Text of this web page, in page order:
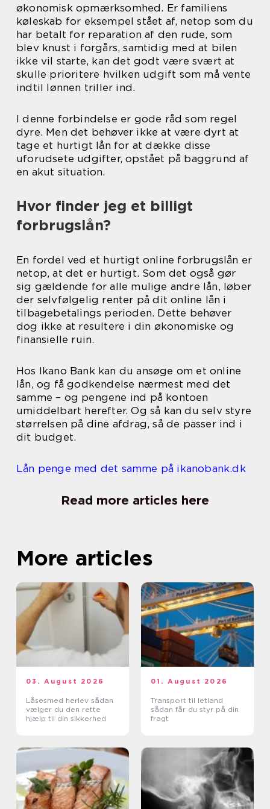
økonomisk opmærksomhed. Er familiens
køleskab for eksempel stået af, netop som du
har betalt for reparation af den rude, som
blev knust i forgårs, samtidig med at bilen
ikke vil starte, kan det godt være svært at
skulle prioritere hvilken udgift som må vente
indtil lønnen triller ind.
I denne forbindelse er gode råd som regel
dyre. Men det behøver ikke at være dyrt at
tage et hurtigt lån for at dække disse
uforudsete udgifter, opstået på baggrund af
en akut situation.
Hvor finder jeg et billigt
forbrugslån?
En fordel ved et hurtigt online forbrugslån er
netop, at det er hurtigt. Som det også gør
sig gældende for alle mulige andre lån, løber
der selvfølgelig renter på dit online lån i
tilbagebetalings perioden. Dette behøver
dog ikke at resultere i din økonomiske og
finansielle ruin.
Hos Ikano Bank kan du ansøge om et online
lån, og få godkendelse nærmest med det
samme – og pengene ind på kontoen
umiddelbart herefter. Og så kan du selv styre
størrelsen på dine afdrag, så de passer ind i
dit budget.
Lån penge med det samme på ikanobank.dk
Read more articles here
More articles
03. August 2026
Låsesmed herlev sådan
vælger du den rette
hjælp til din sikkerhed
01. August 2026
Transport til letland
sådan får du styr på din
fragt